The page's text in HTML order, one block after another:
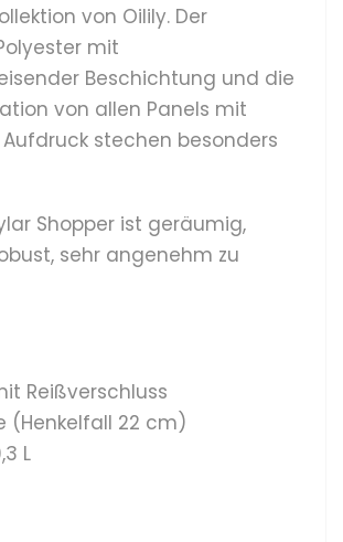
von Oilily. Der
mit
Beschichtung und die
von allen Panels mit
stechen besonders
Shopper ist geräumig,
sehr angenehm zu
Reißverschluss
(Henkelfall 22 cm)
L